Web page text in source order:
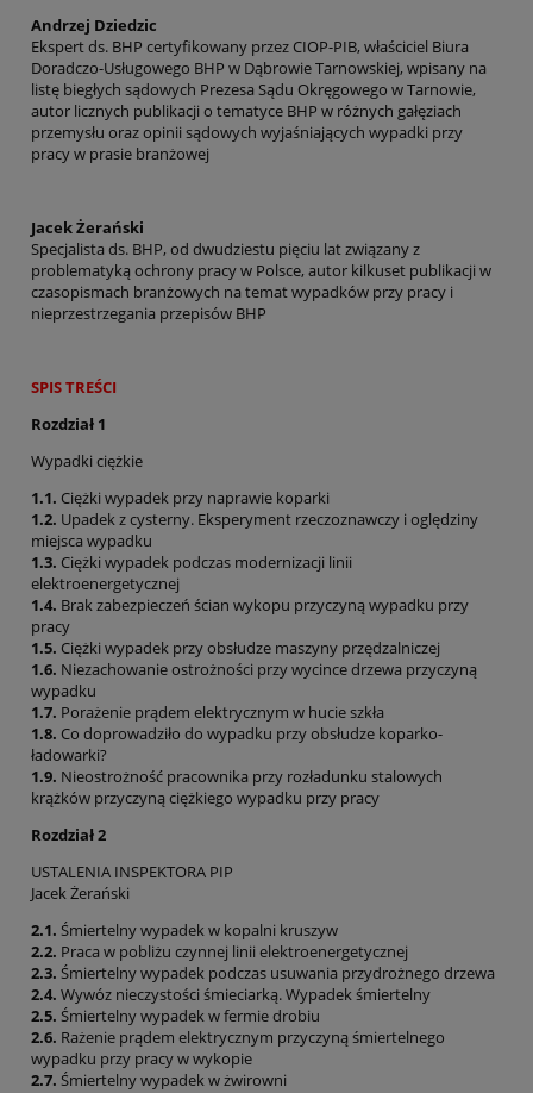
Andrzej Dziedzic
Ekspert ds. BHP certyfikowany przez CIOP-PIB, właściciel Biura
Doradczo-Usługowego BHP w Dąbrowie Tarnowskiej, wpisany na
listę biegłych sądowych Prezesa Sądu Okręgowego w Tarnowie,
autor licznych publikacji o tematyce BHP w różnych gałęziach
przemysłu oraz opinii sądowych wyjaśniających wypadki przy
pracy w prasie branżowej
Jacek Żerański
Specjalista ds. BHP, od dwudziestu pięciu lat związany z
problematyką ochrony pracy w Polsce, autor kilkuset publikacji w
czasopismach branżowych na temat wypadków przy pracy i
nieprzestrzegania przepisów BHP
SPIS TREŚCI
Rozdział 1
Wypadki ciężkie
1.1. Ciężki wypadek przy naprawie koparki
1.2. Upadek z cysterny. Eksperyment rzeczoznawczy i oględziny
miejsca wypadku
1.3. Ciężki wypadek podczas modernizacji linii
elektroenergetycznej
1.4. Brak zabezpieczeń ścian wykopu przyczyną wypadku przy
pracy
1.5. Ciężki wypadek przy obsłudze maszyny przędzalniczej
1.6. Niezachowanie ostrożności przy wycince drzewa przyczyną
wypadku
1.7. Porażenie prądem elektrycznym w hucie szkła
1.8. Co doprowadziło do wypadku przy obsłudze koparko-
ładowarki?
1.9. Nieostrożność pracownika przy rozładunku stalowych
krążków przyczyną ciężkiego wypadku przy pracy
Rozdział 2
USTALENIA INSPEKTORA PIP
Jacek Żerański
2.1. Śmiertelny wypadek w kopalni kruszyw
2.2. Praca w pobliżu czynnej linii elektroenergetycznej
2.3. Śmiertelny wypadek podczas usuwania przydrożnego drzewa
2.4. Wywóz nieczystości śmieciarką. Wypadek śmiertelny
2.5. Śmiertelny wypadek w fermie drobiu
2.6. Rażenie prądem elektrycznym przyczyną śmiertelnego
wypadku przy pracy w wykopie
2.7. Śmiertelny wypadek w żwirowni